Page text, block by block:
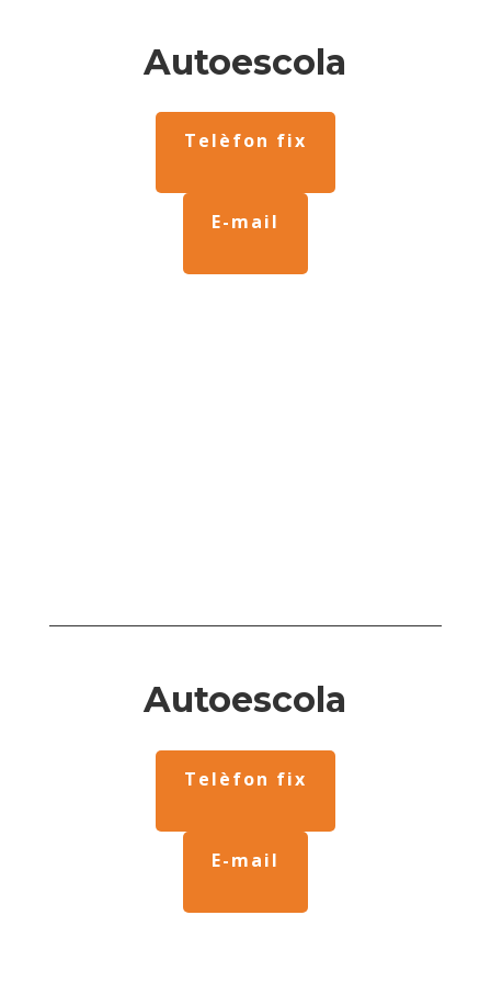
Autoescola
Telèfon fix
E-mail
Autoescola
Telèfon fix
E-mail